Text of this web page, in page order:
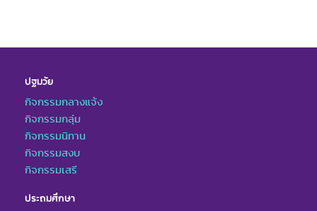
ปฐมวัย
กิจกรรมกลางแจ้ง
กิจกรรมกลุ่ม
กิจกรรมนิทาน
กิจกรรมสงบ
กิจกรรมเสรี
ประถมศึกษา